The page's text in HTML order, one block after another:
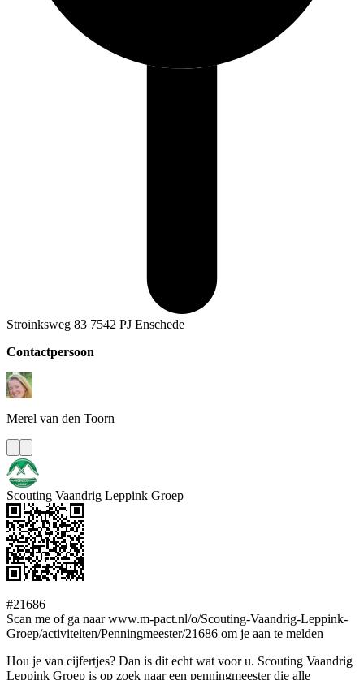
Stroinksweg 83 7542 PJ Enschede
Contactpersoon
Merel van den Toorn
Scouting Vaandrig Leppink Groep
#21686
Scan me of ga naar www.m-pact.nl/o/Scouting-Vaandrig-Leppink-
Groep/activiteiten/Penningmeester/21686 om je aan te melden
Hou je van cijfertjes? Dan is dit echt wat voor u. Scouting Vaandrig
Leppink Groep is op zoek naar een penningmeester die alle